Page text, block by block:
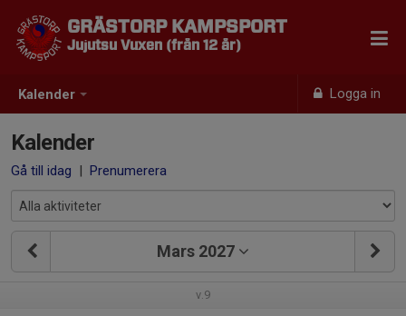
Kalender Logga in
GRÄSTORP KAMPSPORT
Jujutsu Vuxen (från 12 år)
Kalender
Gå till idag | Prenumerera
Mars 2027
v.9